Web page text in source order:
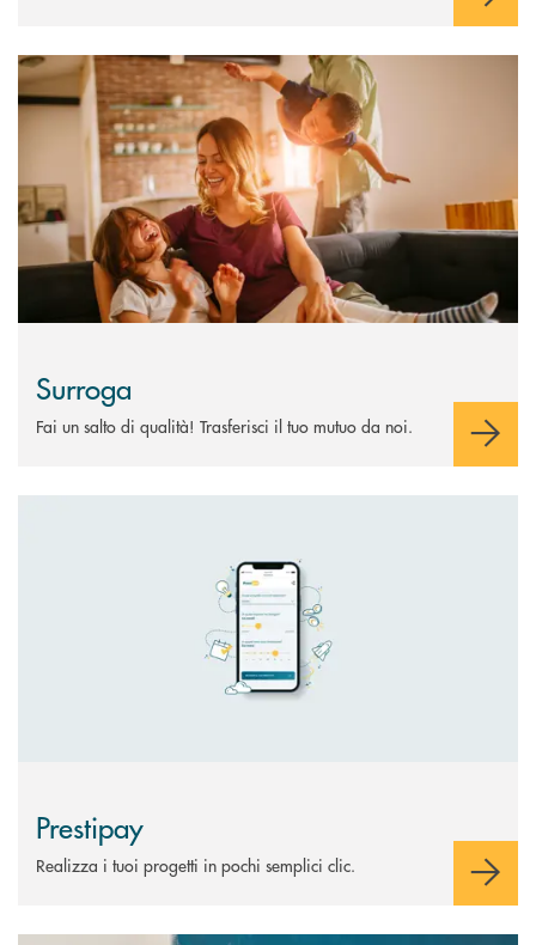
Scopri di più Surroga
Surroga
Fai un salto di qualità! Trasferisci il tuo mutuo da noi.
Prestipay
Realizza i tuoi progetti in pochi semplici clic.